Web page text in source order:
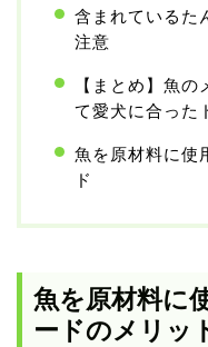
含まれているた
注意
【まとめ】魚
て愛犬に合った
魚を原材料に使
ド
魚を原材料に
ードのメリッ